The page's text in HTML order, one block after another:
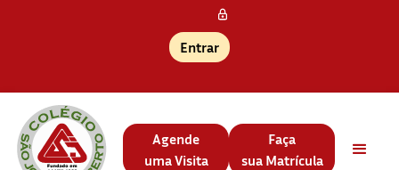
Entrar
Agende
uma Visita
Faça
sua Matrícula